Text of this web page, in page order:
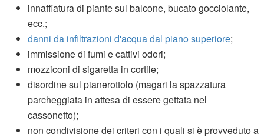
innaffiatura di piante sul balcone, bucato gocciolante,
ecc.;
danni da infiltrazioni d'acqua dal piano superiore;
immissione di fumi e cattivi odori;
mozziconi di sigaretta in cortile;
disordine sul pianerottolo (magari la spazzatura
parcheggiata in attesa di essere gettata nel
cassonetto);
non condivisione dei criteri con i quali si è provveduto a